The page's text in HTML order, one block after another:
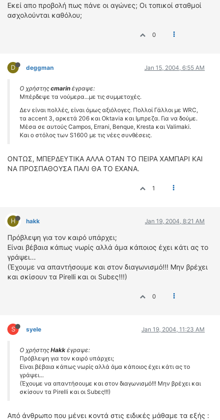
Εκεί απο προβολή πως πάνε οι αγώνες; Οι τοπικοί σταθμοί
ασχολούνται καθόλου;
0
D deggman Jan 15, 2004, 6:55 AM
Ο χρήστης cmarin έγραψε:
Μπέρδεψε τα νούμερα...με τις συμμετοχές.
Δεν είναι πολλές, είναι όμως αξιόλογες. Πολλοί Γάλλοι με WRC,
τα accent 3, αρκετά 206 και Oktavia και Ιμπρεζα. Για να δούμε.
Μέσα σε αυτούς Campos, Errani, Benque, Kresta και Valimaki.
Και ο στόλος των S1600 με τις νέες συνθέσεις.
ΟΝΤΩΣ, ΜΠΕΡΔΕΥΤΙΚΑ ΑΛΛΑ ΟΤΑΝ ΤΟ ΠΕΙΡΑ ΧΑΜΠΑΡΙ ΚΑΙ
ΝΑ ΠΡΟΣΠΑΘΟΥΣΑ ΠΑΛΙ ΘΑ ΤΟ ΕΧΑΝΑ.
1
H hakk Jan 19, 2004, 8:21 AM
Πρόβλεψη για τον καιρό υπάρχει;
Είναι βέβαια κάπως νωρίς αλλά άμα κάποιος έχει κάτι ας το
γράψει...
(Έχουμε να απαντήσουμε και στον διαγωνισμό!!! Μην βρέχει
και σκίσουν τα Pirelli και οι Subες!!!)
0
S syele Jan 19, 2004, 11:23 AM
Ο χρήστης Hakk έγραψε:
Πρόβλεψη για τον καιρό υπάρχει;
Είναι βέβαια κάπως νωρίς αλλά άμα κάποιος έχει κάτι ας το
γράψει...
(Έχουμε να απαντήσουμε και στον διαγωνισμό!!! Μην βρέχει και
σκίσουν τα Pirelli και οι Subες!!!)
Από άνθρωπο που μένει κοντά στις ειδικές μάθαμε τα εξής :